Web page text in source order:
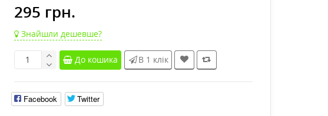
295 грн.
Знайшли дешевше?
До кошика В 1 клік
Facebook Twitter